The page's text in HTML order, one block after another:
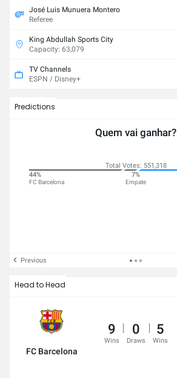
José Luis Munuera Montero
Referee
King Abdullah Sports City
Capacity: 63,079
TV Channels
ESPN / Disney+
Predictions
Quem vai ganhar?
Total Votes: 551,318
44%
FC Barcelona
7%
Empate
Previous
Head to Head
FC Barcelona
9
Wins
0
Draws
5
Wins